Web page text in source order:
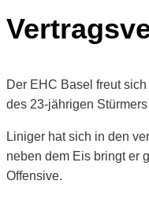
Der EHC Basel freut
des 23-jährigen
Liniger hat sich in den
neben dem Eis bringt er
Offensive.